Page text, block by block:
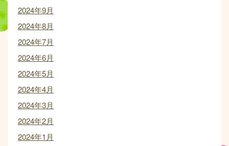
2024年9月
2024年8月
2024年7月
2024年6月
2024年5月
2024年4月
2024年3月
2024年2月
2024年1月